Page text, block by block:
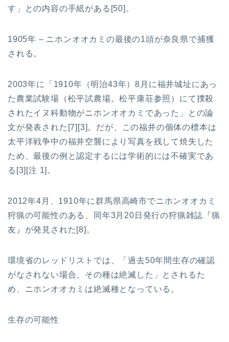
す」との内容の手紙がある[50]。
1905年 – ニホンオオカミの最後の1頭が奈良県で捕獲
される。
2003年に「1910年（明治43年）8月に福井城址にあっ
た農業試験場（松平試農場。松平康荘参照）にて撲殺
されたイヌ科動物がニホンオオカミであった」との論
文が発表された[7][3]。だが、この福井の個体の標本は
太平洋戦争中の福井空襲により写真を残して焼失した
ため、最後の例と認定するには学術的には不確実であ
る[3][注 1]。
2012年4月、1910年に群馬県高崎市でニホンオオカミ
狩猟の可能性のある、同年3月20日発行の狩猟雑誌『猟
友』が発見された[8]。
環境省のレッドリストでは、「過去50年間生存の確認
がなされない場合、その種は絶滅した」とされるた
め、ニホンオオカミは絶滅種となっている。
生存の可能性